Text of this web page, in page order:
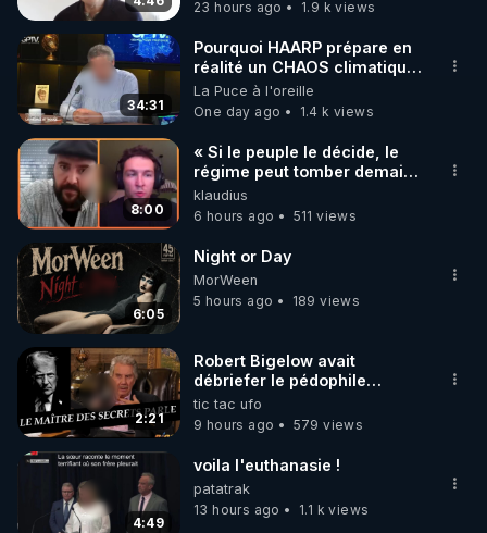
code : REGENERE10
▶ 30 jours gratuit sur l’application de méditation et
de bien-être ENVOL :
Rendez-vous sur https://www.envol.app/code
le code : REGENERE
23 hours ago 1.9 k views
34:31
Pourquoi HAARP prépare en
réalité un CHAOS climatique,
on répond
La Puce à l'oreille
One day ago
1.4 k views
8:00
« Si le peuple le décide, le
régime peut tomber demain !
»
klaudius
6 hours ago
511 views
6:05
Night or Day
MorWeen
5 hours ago
189 views
2:21
Robert Bigelow avait
débriefer le pédophile
génocidaire de donald j
trump
tic tac ufo
9 hours ago
579 views
4:49
voila l'euthanasie !
patatrak
13 hours ago
1.1 k views